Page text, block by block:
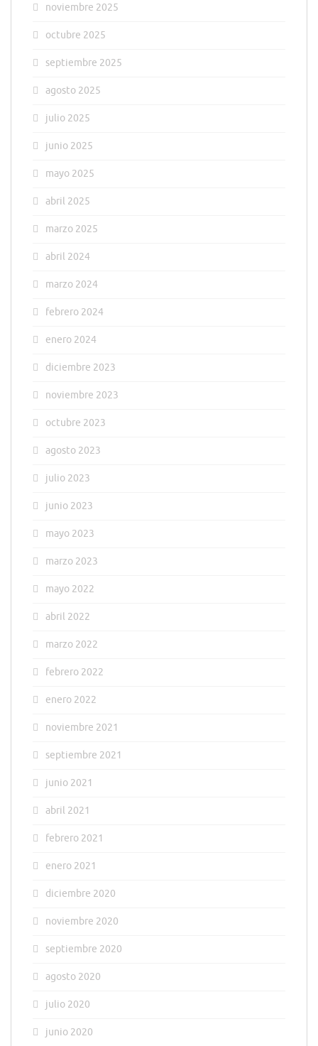
noviembre 2025
octubre 2025
septiembre 2025
agosto 2025
julio 2025
junio 2025
mayo 2025
abril 2025
marzo 2025
abril 2024
marzo 2024
febrero 2024
enero 2024
diciembre 2023
noviembre 2023
octubre 2023
agosto 2023
julio 2023
junio 2023
mayo 2023
marzo 2023
mayo 2022
abril 2022
marzo 2022
febrero 2022
enero 2022
noviembre 2021
septiembre 2021
junio 2021
abril 2021
febrero 2021
enero 2021
diciembre 2020
noviembre 2020
septiembre 2020
agosto 2020
julio 2020
junio 2020